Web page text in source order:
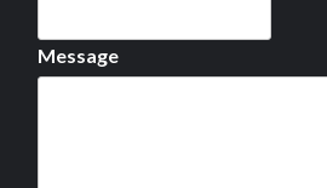
Message